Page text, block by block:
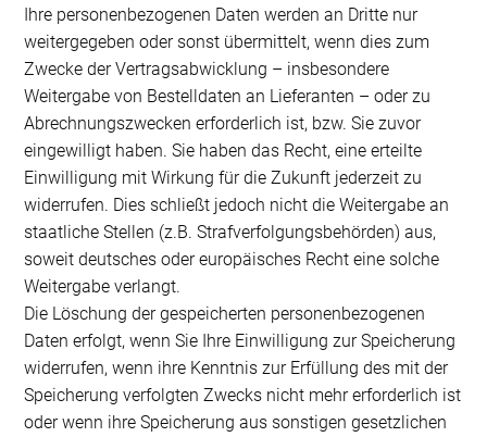
Ihre personenbezogenen Daten werden an Dritte nur
weitergegeben oder sonst übermittelt, wenn dies zum
Zwecke der Vertragsabwicklung – insbesondere
Weitergabe von Bestelldaten an Lieferanten – oder zu
Abrechnungszwecken erforderlich ist, bzw. Sie zuvor
eingewilligt haben. Sie haben das Recht, eine erteilte
Einwilligung mit Wirkung für die Zukunft jederzeit zu
widerrufen. Dies schließt jedoch nicht die Weitergabe an
staatliche Stellen (z.B. Strafverfolgungsbehörden) aus,
soweit deutsches oder europäisches Recht eine solche
Weitergabe verlangt.
Die Löschung der gespeicherten personenbezogenen
Daten erfolgt, wenn Sie Ihre Einwilligung zur Speicherung
widerrufen, wenn ihre Kenntnis zur Erfüllung des mit der
Speicherung verfolgten Zwecks nicht mehr erforderlich ist
oder wenn ihre Speicherung aus sonstigen gesetzlichen